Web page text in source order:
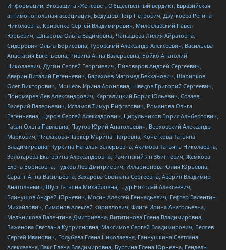
Информации, Экозащита!-Женсовет, Общественный вердикт, Евразийская
антимонопольная ассоциация, Бедушев Петр Петрович, Дзугкоева Регина
Николаевна, Кривенко Сергей Владимирович, Милославский Павел
Юрьевич, Шнырова Ольга Вадимовна, Чанышева Лилия Айратовна,
Сидорович Ольга Борисовна, Туровский Александр Алексеевич, Васильева
Анастасия Евгеньевна, Ривина Анна Валерьевна, Бойко Анатолий
Николаевич, Дугин Сергей Георгиевич, Пивоваров Андрей Сергеевич,
Аверин Виталий Евгеньевич, Барахоев Магомед Бекханович, Шарипков
Олег Викторович, Мошель Ирина Ароновна, Шведов Григорий Сергеевич,
Пономарев Лев Александрович, Каргалицкий Борис Юльевич, Созаев
Валерий Валерьевич, Исламов Тимур Рифгатович, Романова Ольга
Евгеньевна, Щаров Сергей Алексадрович, Цирульников Борис Альбертович,
Гасан Ольга Павловна, Паутов Юрий Анатольевич, Верховский Александр
Маркович, Пислакова-Паркер Марина Петровна, Кочеткова Татьяна
Владимировна, Чуркина Наталья Валерьевна, Акимова Татьяна Николаевна,
Золотарева Екатерина Александровна, Рачинский Ян Збигневич, Жемкова
Елена Борисовна, Гудков Лев Дмитриевич, Илларионова Юлия Юрьевна,
Саранг Анна Васильевна, Захарова Светлана Сергеевна, Аверин Владимир
Анатольевич, Щур Татьяна Михайловна, Щур Николай Алексеевич,
Блинушов Андрей Юрьевич, Мосин Алексей Геннадьевич, Гефтер Валентин
Михайлович, Симонов Алексей Кириллович, Флиге Ирина Анатольевна,
Мельникова Валентина Дмитриевна, Вититинова Елена Владимировна,
Баженова Светлана Куприяновна, Максимов Сергей Владимирович, Беляев
Сергей Иванович, Голубева Елена Николаевна, Ганнушкина Светлана
Алексеевна, Закс Елена Владимировна, Буртина Елена Юрьевна, Гендель